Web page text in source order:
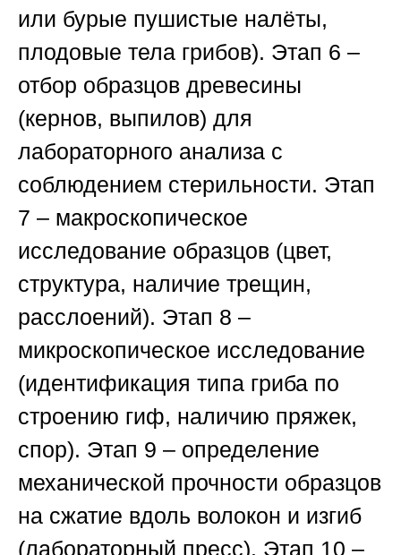
или бурые пушистые налёты,
плодовые тела грибов). Этап 6 –
отбор образцов древесины
(кернов, выпилов) для
лабораторного анализа с
соблюдением стерильности. Этап
7 – макроскопическое
исследование образцов (цвет,
структура, наличие трещин,
расслоений). Этап 8 –
микроскопическое исследование
(идентификация типа гриба по
строению гиф, наличию пряжек,
спор). Этап 9 – определение
механической прочности образцов
на сжатие вдоль волокон и изгиб
(лабораторный пресс). Этап 10 –